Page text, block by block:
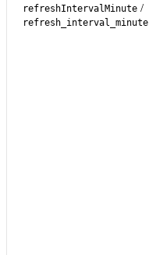
refreshIntervalMinute /
refresh_interval_minute